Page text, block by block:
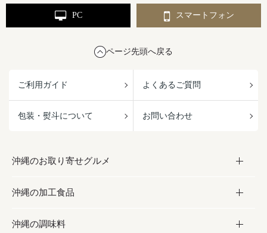
PC スマートフォン
ページ先頭へ戻る
ご利用ガイド よくあるご質問
包装・熨斗について お問い合わせ
沖縄のお取り寄せグルメ
お取り寄せグルメ
フルーツ・野菜
沖縄の加工食品
加工食品
沖縄の調味料